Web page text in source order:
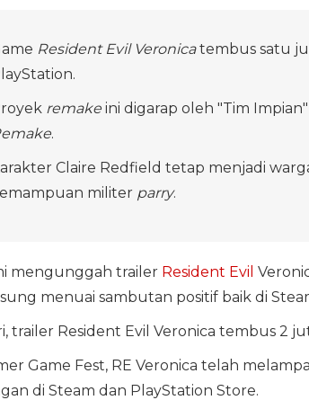
Resident Evil Veronicatembus satu
remakeini digarap oleh "Tim
.
Claire Redfield tetap menjadi
militer parry.
mengunggah trailer Resident Evil
menuai sambutan positif baik di
trailer Resident Evil Veronica tembus 2
Game Fest, RE Veronica telah
di Steam dan PlayStation Store.